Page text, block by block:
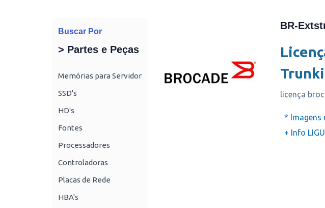
Buscar Por
> Partes e Peças
Memórias para Servidor
SSD's
HD's
Fontes
Processadores
Controladoras
Placas de Rede
HBA's
BR-
licença
* Imagens
+ Info